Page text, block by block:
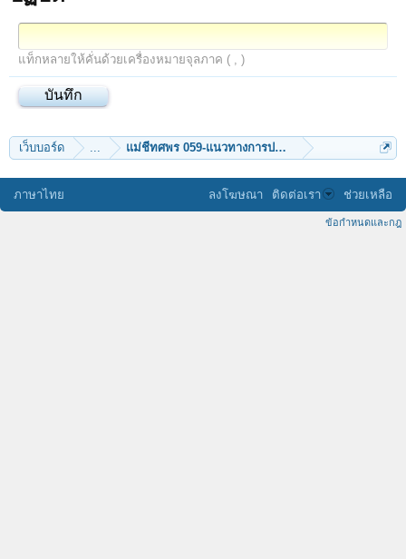
แท็กหลายให้คั่นด้วยเครื่องหมายจุลภาค ( , )
เว็บบอร์ด ... แม่ชีทศพร 059-แนวทางการปฏิบ้ติ
ภาษาไทย ลงโฆษณา ติดต่อเรา ช่วยเหลือ
ข้อกำหนดและกฎ